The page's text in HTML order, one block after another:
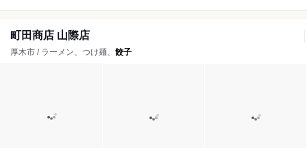
町田商店 山際店
厚木市 / ラーメン、つけ麺、 餃子